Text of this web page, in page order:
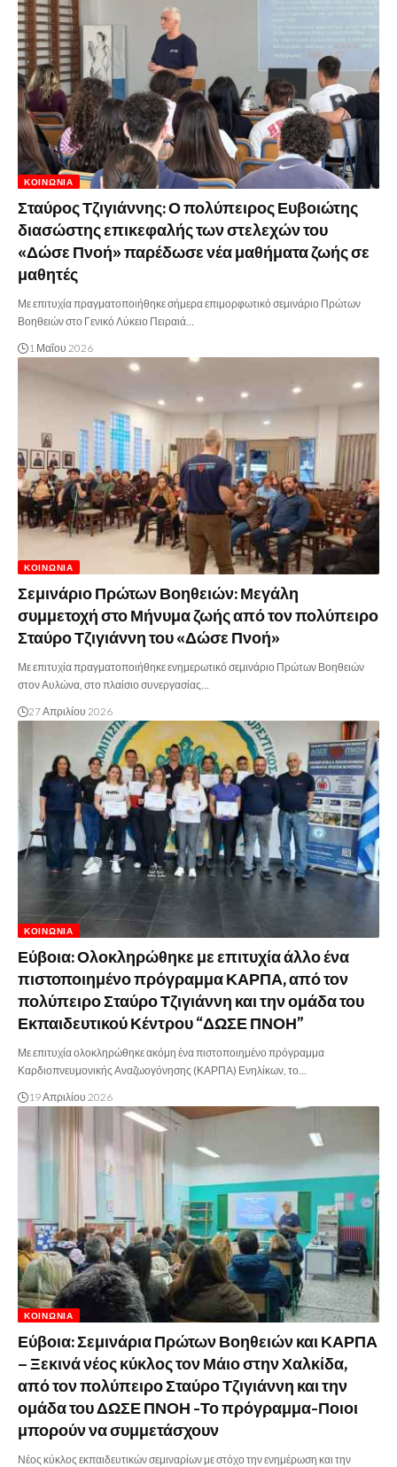
ΚΟΙΝΩΝΊΑ
Σταύρος Τζιγιάννης: Ο πολύπειρος Ευβοιώτης
διασώστης επικεφαλής των στελεχών του
«Δώσε Πνοή» παρέδωσε νέα μαθήματα ζωής σε
μαθητές
Με επιτυχία πραγματοποιήθηκε σήμερα επιμορφωτικό σεμινάριο Πρώτων
Βοηθειών στο Γενικό Λύκειο Πειραιά…
1 Μαΐου 2026
ΚΟΙΝΩΝΊΑ
Σεμινάριο Πρώτων Βοηθειών: Μεγάλη
συμμετοχή στο Μήνυμα ζωής από τον πολύπειρο
Σταύρο Τζιγιάννη του «Δώσε Πνοή»
Με επιτυχία πραγματοποιήθηκε ενημερωτικό σεμινάριο Πρώτων Βοηθειών
στον Αυλώνα, στο πλαίσιο συνεργασίας…
27 Απριλίου 2026
ΚΟΙΝΩΝΊΑ
Εύβοια: Ολοκληρώθηκε με επιτυχία άλλο ένα
πιστοποιημένο πρόγραμμα ΚΑΡΠΑ, από τον
πολύπειρο Σταύρο Τζιγιάννη και την ομάδα του
Εκπαιδευτικού Κέντρου “ΔΩΣΕ ΠΝΟΗ”
Με επιτυχία ολοκληρώθηκε ακόμη ένα πιστοποιημένο πρόγραμμα
Καρδιοπνευμονικής Αναζωογόνησης (ΚΑΡΠΑ) Ενηλίκων, το…
19 Απριλίου 2026
ΚΟΙΝΩΝΊΑ
Εύβοια: Σεμινάρια Πρώτων Βοηθειών και ΚΑΡΠΑ
– Ξεκινά νέος κύκλος τον Μάιο στην Χαλκίδα,
από τον πολύπειρο Σταύρο Τζιγιάννη και την
ομάδα του ΔΩΣΕ ΠΝΟΗ -Το πρόγραμμα-Ποιοι
μπορούν να συμμετάσχουν
Νέος κύκλος εκπαιδευτικών σεμιναρίων με στόχο την ενημέρωση και την